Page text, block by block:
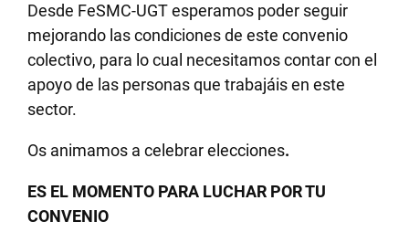
Desde FeSMC-UGT esperamos poder seguir
mejorando las condiciones de este convenio
colectivo, para lo cual necesitamos contar con el
apoyo de las personas que trabajáis en este
sector.
Os animamos a celebrar elecciones.
ES EL MOMENTO PARA LUCHAR POR TU
CONVENIO